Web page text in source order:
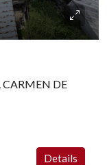
CARMEN DE
Details